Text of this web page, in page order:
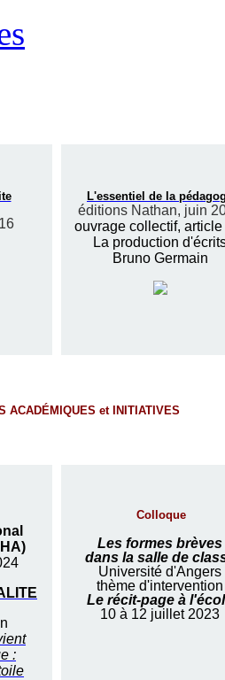
L'essentiel de la
éditions Nathan, juin
ouvrage collectif, article
La production
Bruno Germain
ACADÉMIQUES et INITIATIVES
:
Colloque
Les formes brèves
dans la salle de
Université d'Angers
thème d'intervention
Le récit-page à
10 à 12 juillet 2023